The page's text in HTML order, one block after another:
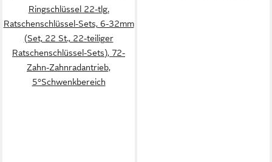
Ringschlüssel 22-tlg.
Ratschenschlüssel-Sets, 6-32mm
(Set, 22 St., 22-teiliger
Ratschenschlüssel-Sets), 72-
Zahn-Zahnradantrieb,
5°Schwenkbereich